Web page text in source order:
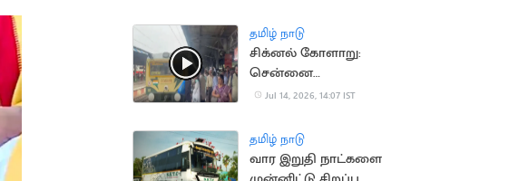
தமிழ் நாடு
சிக்னல் கோளாறு:
சென்னை
கடற்கரையில் புறநகர்
Jul 14, 2026, 14:07 IST
தமிழ் நாடு
வார இறுதி நாட்களை